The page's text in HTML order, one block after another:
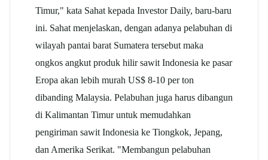
Timur," kata Sahat kepada Investor Daily, baru-baru
ini. Sahat menjelaskan, dengan adanya pelabuhan di
wilayah pantai barat Sumatera tersebut maka
ongkos angkut produk hilir sawit Indonesia ke pasar
Eropa akan lebih murah US$ 8-10 per ton
dibanding Malaysia. Pelabuhan juga harus dibangun
di Kalimantan Timur untuk memudahkan
pengiriman sawit Indonesia ke Tiongkok, Jepang,
dan Amerika Serikat. "Membangun pelabuhan